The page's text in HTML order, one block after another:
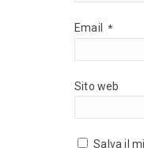
Email *
Sito web
Salva il